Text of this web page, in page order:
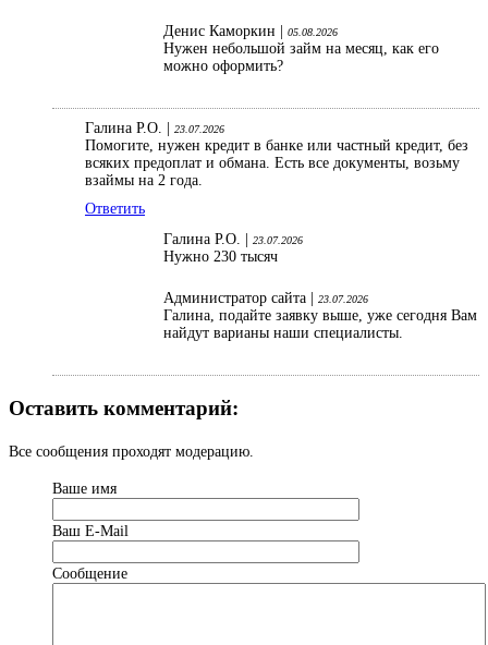
Денис Каморкин | 05.08.2026
Нужен небольшой займ на месяц, как его
можно оформить?
Галина Р.О. | 23.07.2026
Помогите, нужен кредит в банке или частный кредит, без
всяких предоплат и обмана. Есть все документы, возьму
взаймы на 2 года.
Ответить
Галина Р.О. |
23.07.2026
Нужно 230 тысяч
Администратор сайта | 23.07.2026
Галина, подайте заявку выше, уже сегодня Вам
найдут варианы наши специалисты.
Оставить комментарий:
Все сообщения проходят модерацию.
Ваше имя
Ваш Е-Mail
Сообщение